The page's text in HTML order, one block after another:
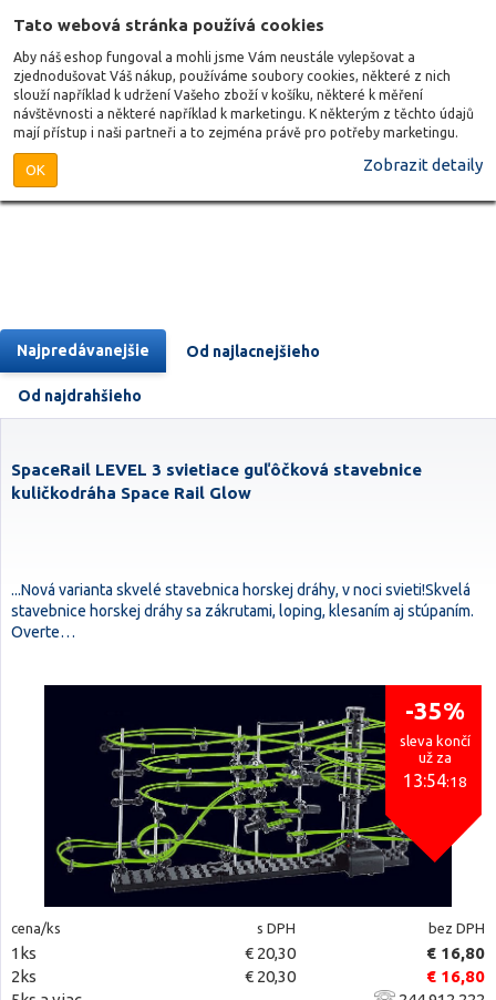
Tato webová stránka používá cookies
Aby náš eshop fungoval a mohli jsme Vám neustále vylepšovat a
zjednodušovat Váš nákup, používáme soubory cookies, některé z nich
slouží například k udržení Vašeho zboží v košíku, některé k měření
návštěvnosti a některé například k marketingu. K některým z těchto údajů
mají přístup i naši partneři a to zejména právě pro potřeby marketingu.
OK Zobrazit detaily
Najpredávanejšie Od najlacnejšieho
Od najdrahšieho
SpaceRail LEVEL 3 svietiace guľôčková stavebnice
kuličkodráha Space Rail Glow
...Nová varianta skvelé stavebnica horskej dráhy, v noci svieti!Skvelá
stavebnice horskej dráhy sa zákrutami, loping, klesaním aj stúpaním.
Overte…
-35%
sleva končí
už za
13:54:18
cena/ks s DPH bez DPH
1ks € 20,30
€ 16,80
2ks
€ 20,30
€ 16,80